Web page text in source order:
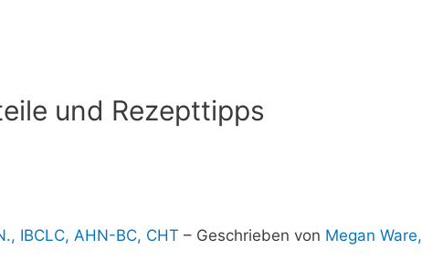
und Rezepttipps
IBCLC, AHN-BC, CHT – Geschrieben von Megan Ware,